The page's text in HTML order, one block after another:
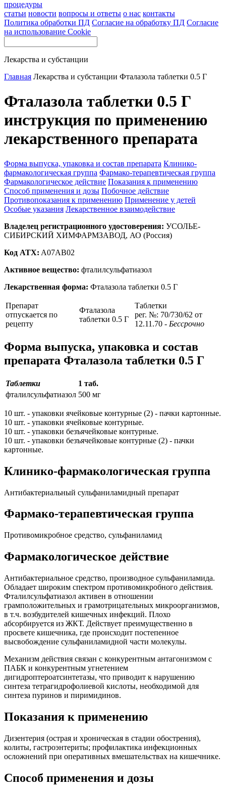
процедуры
статьи новости вопросы и ответы о нас контакты
Политика обработки ПД Согласие на обработку ПД Согласие
на использование Cookie
Лекарства и субстанции
Главная Лекарства и субстанции Фталазола таблетки 0.5 Г
Фталазола таблетки 0.5 Г
инструкция по применению
лекарственного препарата
Форма выпуска, упаковка и состав препарата Клинико-
фармакологическая группа Фармако-терапевтическая группа
Фармакологическое действие Показания к применению
Способ применения и дозы Побочное действие
Противопоказания к применению Применение у детей
Особые указания Лекарственное взаимодействие
Владелец регистрационного удостоверения: УСОЛЬЕ-
СИБИРСКИЙ ХИМФАРМЗАВОД, АО (Россия)
Код ATX: A07AB02
Активное вещество: фталилсульфатиазол
Лекарственная форма: Фталазола таблетки 0.5 Г
Препарат
отпускается по
рецепту
Фталазола
таблетки 0.5 Г
Таблетки
рег. №: 70/730/62 от
12.11.70 - Бессрочно
Форма выпуска, упаковка и состав
препарата Фталазола таблетки 0.5 Г
Таблетки
1 таб.
фталилсульфатиазол 500 мг
10 шт. - упаковки ячейковые контурные (2) - пачки картонные.
10 шт. - упаковки ячейковые контурные.
10 шт. - упаковки безъячейковые контурные.
10 шт. - упаковки безъячейковые контурные (2) - пачки
картонные.
Клинико-фармакологическая группа
Антибактериальный сульфаниламидный препарат
Фармако-терапевтическая группа
Противомикробное средство, сульфаниламид
Фармакологическое действие
Антибактериальное средство, производное сульфаниламида.
Обладает широким спектром противомикробного действия.
Фталилсульфатиазол активен в отношении
грамположительных и грамотрицательных микроорганизмов,
в т.ч. возбудителей кишечных инфекций. Плохо
абсорбируется из ЖКТ. Действует преимущественно в
просвете кишечника, где происходит постепенное
высвобождение сульфаниламидной части молекулы.
Механизм действия связан с конкурентным антагонизмом с
ПАБК и конкурентным угнетением
дигидроптероатсинтетазы, что приводит к нарушению
синтеза тетрагидрофолиевой кислоты, необходимой для
синтеза пуринов и пиримидинов.
Показания к применению
Дизентерия (острая и хроническая в стадии обострения),
колиты, гастроэнтериты; профилактика инфекционных
осложнений при оперативных вмешательствах на кишечнике.
Способ применения и дозы